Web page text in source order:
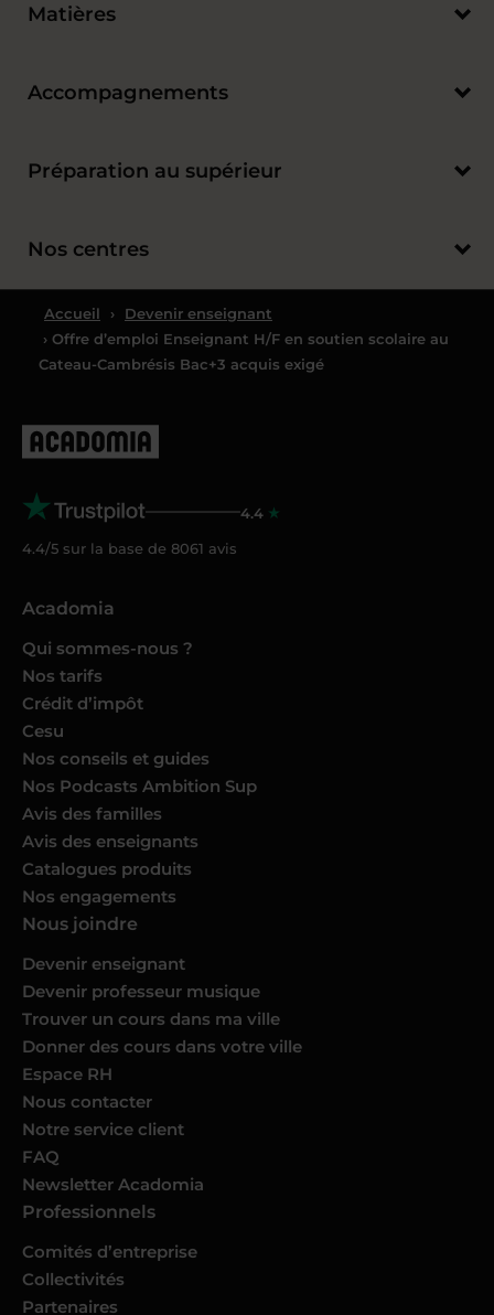
Matières
Accompagnements
Préparation au supérieur
Nos centres
Accueil ›
Devenir enseignant
› Offre d’emploi Enseignant H/F en soutien scolaire au
Cateau-Cambrésis Bac+3 acquis exigé
4.4
4.4/5 sur la base de 8061 avis
Acadomia
Qui sommes-nous ?
Nos tarifs
Crédit d’impôt
Cesu
Nos conseils et guides
Nos Podcasts Ambition Sup
Avis des familles
Avis des enseignants
Catalogues produits
Nos engagements
Nous joindre
Devenir enseignant
Devenir professeur musique
Trouver un cours dans ma ville
Donner des cours dans votre ville
Espace RH
Nous contacter
Notre service client
FAQ
Newsletter Acadomia
Professionnels
Comités d’entreprise
Collectivités
Partenaires